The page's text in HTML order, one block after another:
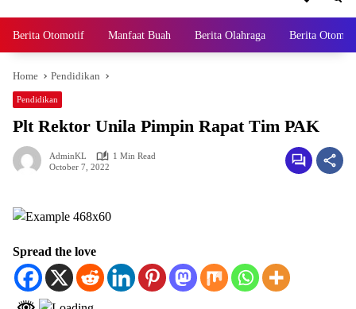
Berita Otomotif Manfaat Buah Berita Olahraga Berita
Home Pendidikan
Pendidikan
Plt Rektor Unila Pimpin Rapat Tim PAK
AdminKL
1 Min Read
October 7, 2022
Spread the love